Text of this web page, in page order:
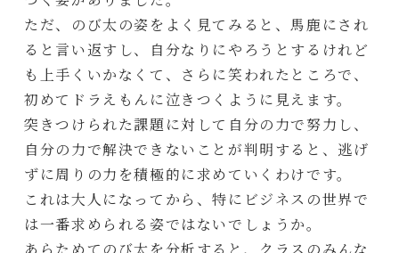
ただ、のび太の姿をよく見てみると、馬鹿にされ
ると言い返すし、自分なりにやろうとするけれど
も上手くいかなくて、さらに笑われたところで、
初めてドラえもんに泣きつくように見えます。
突きつけられた課題に対して自分の力で努力し、
自分の力で解決できないことが判明すると、逃げ
ずに周りの力を積極的に求めていくわけです。
これは大人になってから、特にビジネスの世界で
は一番求められる姿ではないでしょうか。